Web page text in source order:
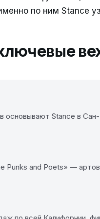
по ним Stance
основывают Stance в
Punks and Poets» —